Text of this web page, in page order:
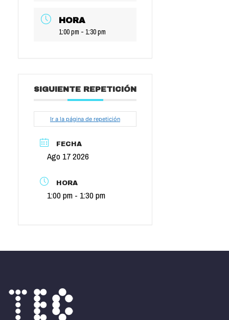
HORA
1:00 pm - 1:30 pm
SIGUIENTE REPETICIÓN
Ir a la página de repetición
FECHA
Ago 17 2026
HORA
1:00 pm - 1:30 pm